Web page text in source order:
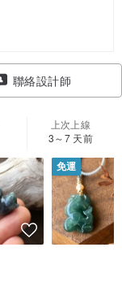
聯絡設計師
上次上線
3～7 天前
免運